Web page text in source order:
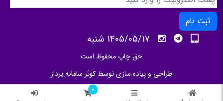
0
ثبت نام
1405/05/17 شنبه
حق چاپ محفوظ است
طراحی و پیاده سازی توسط کوثر سامانه پرداز